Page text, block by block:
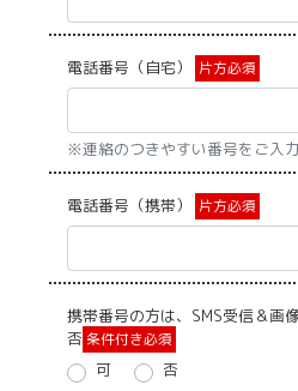
電話番号（自宅） 片方必須
※連絡のつきやすい番号をご入力
電話番号（携帯） 片方必須
携帯番号の方は、SMS受信＆
否 条件付き必須
可
否